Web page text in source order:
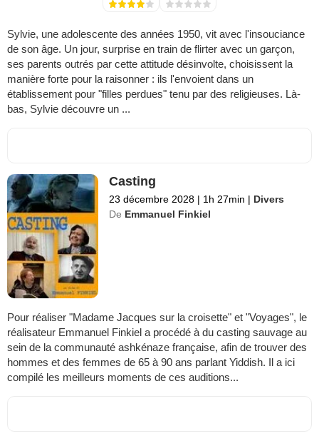
Sylvie, une adolescente des années 1950, vit avec l'insouciance
de son âge. Un jour, surprise en train de flirter avec un garçon,
ses parents outrés par cette attitude désinvolte, choisissent la
manière forte pour la raisonner : ils l'envoient dans un
établissement pour "filles perdues" tenu par des religieuses. Là-
bas, Sylvie découvre un ...
Casting
23 décembre 2028 | 1h 27min | Divers
De Emmanuel Finkiel
Pour réaliser "Madame Jacques sur la croisette" et "Voyages", le
réalisateur Emmanuel Finkiel a procédé à du casting sauvage au
sein de la communauté ashkénaze française, afin de trouver des
hommes et des femmes de 65 à 90 ans parlant Yiddish. Il a ici
compilé les meilleurs moments de ces auditions...